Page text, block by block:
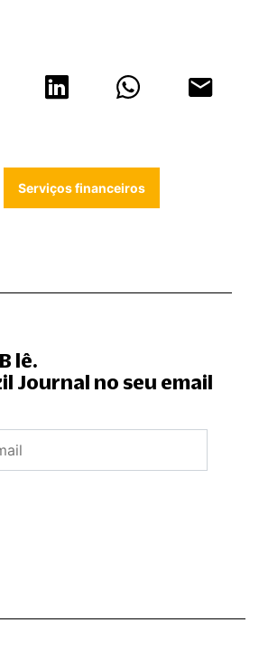
Serviços financeiros
lê.
Journal no seu email